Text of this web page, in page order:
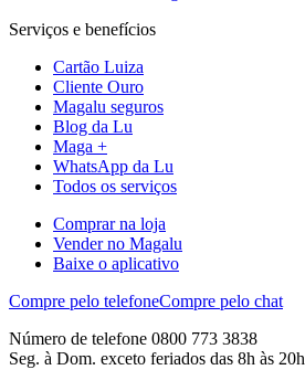
Serviços e benefícios
Cartão Luiza
Cliente Ouro
Magalu seguros
Blog da Lu
Maga +
WhatsApp da Lu
Todos os serviços
Comprar na loja
Vender no Magalu
Baixe o aplicativo
Compre pelo telefoneCompre pelo chat
Número de telefone 0800 773 3838
Seg. à Dom. exceto feriados das 8h às 20h